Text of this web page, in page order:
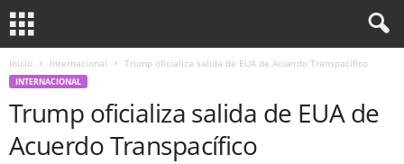
Inicio Internacional Trump oficializa salida de EUA de Acuerdo Transpacífico
INTERNACIONAL
Trump oficializa salida de EUA de
Acuerdo Transpacífico